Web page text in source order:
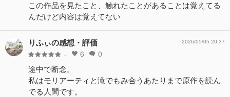
この作品を見たこと、触れたことがあることは覚えてる
んだけど内容は覚えてない
りふぃの感想・評価
- 6 0
2026/05/05 20:37
途中で断念。
私はモリアーティと滝でもみ合うあたりまで原作を読ん
でる人間です。